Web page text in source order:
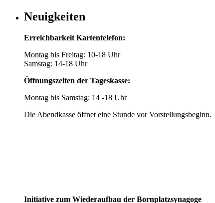
Neuigkeiten
Erreichbarkeit Kartentelefon:
Montag bis Freitag: 10-18 Uhr
Samstag: 14-18 Uhr
Öffnungszeiten der Tageskasse:
Montag bis Samstag: 14 -18 Uhr
Die Abendkasse öffnet eine Stunde vor Vorstellungsbeginn.
Initiative zum Wiederaufbau der Bornplatzsynagoge